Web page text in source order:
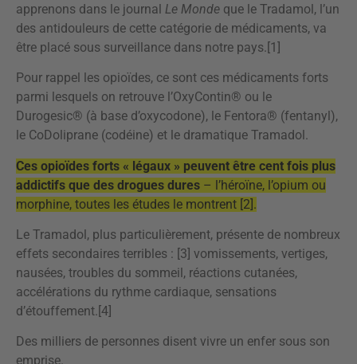
apprenons dans le journal Le Monde que le Tradamol, l’un
des antidouleurs de cette catégorie de médicaments, va
être placé sous surveillance dans notre pays.[1]
Pour rappel les opioïdes, ce sont ces médicaments forts
parmi lesquels on retrouve l’OxyContin® ou le
Durogesic® (à base d’oxycodone), le Fentora® (fentanyl),
le CoDoliprane (codéine) et le dramatique Tramadol.
Ces opioïdes forts « légaux » peuvent être cent fois plus
addictifs que des drogues dures – l’héroïne, l’opium ou
morphine, toutes les études le montrent [2].
Le Tramadol, plus particulièrement, présente de nombreux
effets secondaires terribles : [3] vomissements, vertiges,
nausées, troubles du sommeil, réactions cutanées,
accélérations du rythme cardiaque, sensations
d’étouffement.[4]
Des milliers de personnes disent vivre un enfer sous son
emprise.